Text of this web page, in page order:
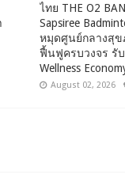
ไทย THE O2
Sapsiree
หมุดศูนย์กลางสุข
ฟื้นฟูครบวงจร รับ
Wellness
August 02, 2026